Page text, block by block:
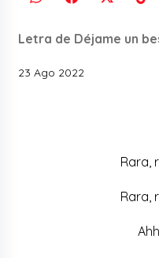
Letra de Déjame un
23 Ago 2022
Rara,
Rara,